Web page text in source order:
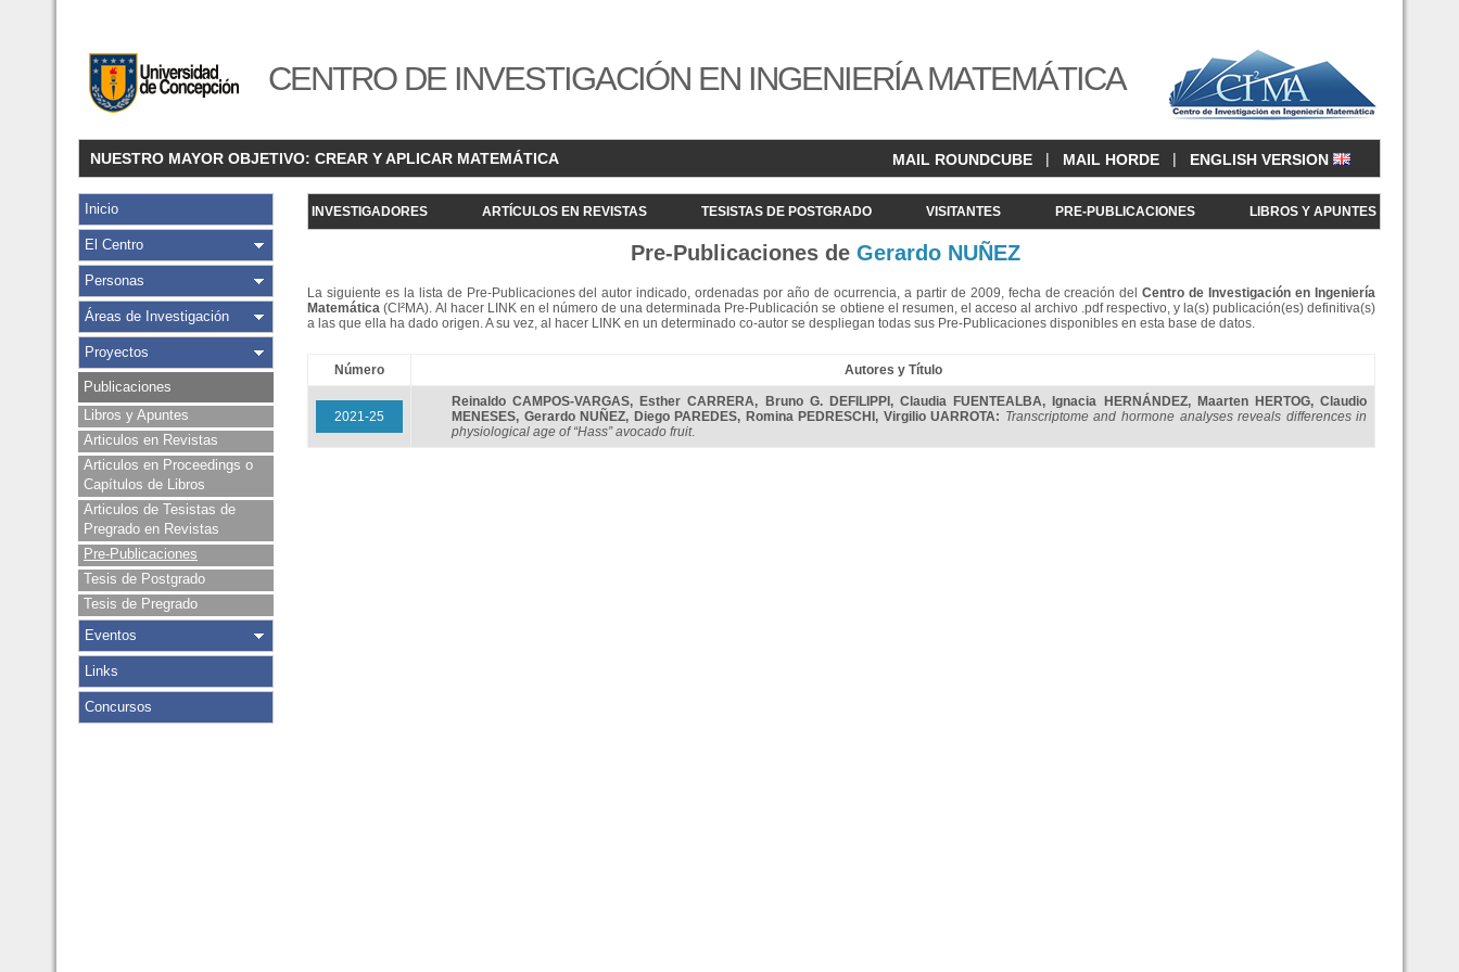
CENTRO DE INVESTIGACIÓN EN INGENIERÍA MATEMÁTICA
NUESTRO MAYOR OBJETIVO: CREAR Y APLICAR MATEMÁTICA MAIL ROUNDCUBE | MAIL HORDE | ENGLISH VERSION
Inicio
El Centro
Personas
Áreas de Investigación
Proyectos
Publicaciones
Libros y Apuntes
Articulos en Revistas
Articulos en Proceedings o
Capítulos de Libros
Articulos de Tesistas de
Pregrado en Revistas
Pre-Publicaciones
Tesis de Postgrado
Tesis de Pregrado
Eventos
Links
Concursos
INVESTIGADORES ARTÍCULOS EN REVISTAS TESISTAS DE POSTGRADO VISITANTES PRE-PUBLICACIONES LIBROS Y APUNTES
Pre-Publicaciones de Gerardo NUÑEZ
La siguiente es la lista de Pre-Publicaciones del autor indicado, ordenadas por año de ocurrencia, a partir de 2009, fecha de creación delCentro de Investigación en Ingeniería
Matemática (CI²MA). Al hacer LINK en el número de una determinada Pre-Publicación se obtiene el resumen, el acceso al archivo .pdf respectivo, y la(s) publicación(es) definitiva(s)
a las que ella ha dado origen. A su vez, al hacer LINK en un determinado co-autor se despliegan todas sus Pre-Publicaciones disponibles en esta base de datos.
Número Autores y Título
2021-25
Reinaldo CAMPOS-VARGAS, Esther CARRERA, Bruno G. DEFILIPPI ,Claudia FUENTEALBA, Ignacia HERNÁNDEZ, Maarten HERTOG,Claudio
MENESES, Gerardo NUÑEZ, Diego PAREDES, Romina PEDRESCHI , Virgilio UARROTA: Transcriptome and hormone analyses reveals differences in
physiological age of “Hass” avocado fruit.